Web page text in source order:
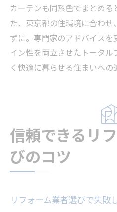
カーテンも同系色でまとめる
た、東京都の住環境に合わ
ずに。専門家のアドバイス
イン性を両立させたトータ
く快適に暮らせる住まいへの
信頼できるリ
びのコツ
リフォーム業者選びで失敗